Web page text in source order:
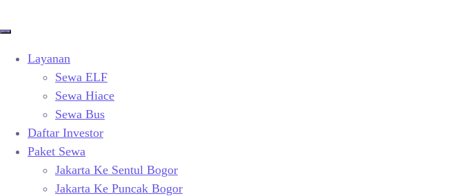
Layanan
Sewa ELF
Sewa Hiace
Sewa Bus
Daftar Investor
Paket Sewa
Jakarta Ke Sentul Bogor
Jakarta Ke Puncak Bogor